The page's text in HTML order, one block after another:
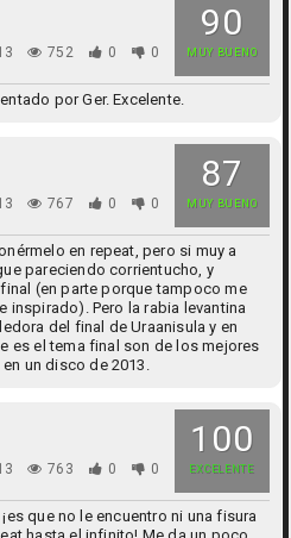
90
MUY BUENO
752 0 0
por Ger. Excelente.
87
MUY BUENO
767 0 0
en repeat, pero si muy a
pareciendo corrientucho, y
(en parte porque tampoco me
inspirado). Pero la rabia levantina
del final de Uraanisula y en
es el tema final son de los mejores
un disco de 2013.
100
EXCELENTE
763 0 0
que no le encuentro ni una fisura